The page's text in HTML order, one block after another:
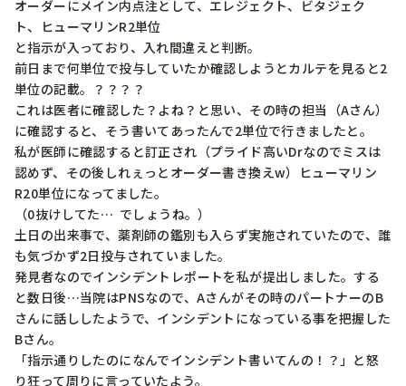
オーダーにメイン内点注として、エレジェクト、ビタジェク
ト、ヒューマリンR2単位
と指示が入っており、入れ間違えと判断。
前日まで何単位で投与していたか確認しようとカルテを見ると2
単位の記載。？？？？
これは医者に確認した？よね？と思い、その時の担当（Aさん）
に確認すると、そう書いてあったんで2単位で行きましたと。
私が医師に確認すると訂正され（プライド高いDrなのでミスは
認めず、その後しれぇっとオーダー書き換えw）ヒューマリン
R20単位になってました。
（0抜けしてた…  でしょうね。）
土日の出来事で、薬剤師の鑑別も入らず実施されていたので、誰
も気づかず2日投与されていました。
発見者なのでインシデントレポートを私が提出しました。する
と数日後…当院はPNSなので、Aさんがその時のパートナーのB
さんに話ししたようで、インシデントになっている事を把握した
Bさん。
「指示通りしたのになんでインシデント書いてんの！？」と怒
り狂って周りに言っていたよう。